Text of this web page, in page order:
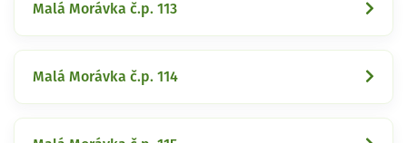
Malá Morávka č.p. 113
Malá Morávka č.p. 114